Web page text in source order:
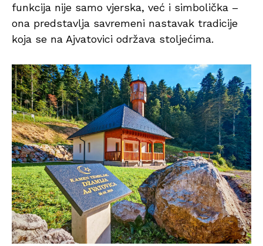
funkcija nije samo vjerska, već i simbolička –
ona predstavlja savremeni nastavak tradicije
koja se na Ajvatovici održava stoljećima.